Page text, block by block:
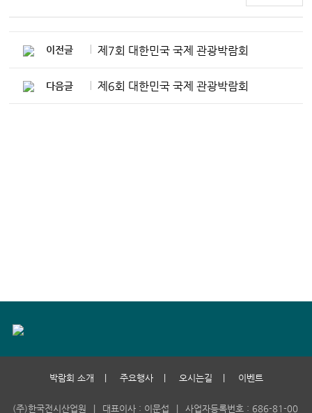
이전글 제7회 대한민국 국제 관광박람회
제6회 대한민국 국제 관광박람회
다음글
박람회 소개 주요행사 오시는길 이벤트
(주)한국전시산업원 대표이사 : 이문섭 사업자등록번호 : 686-81-00